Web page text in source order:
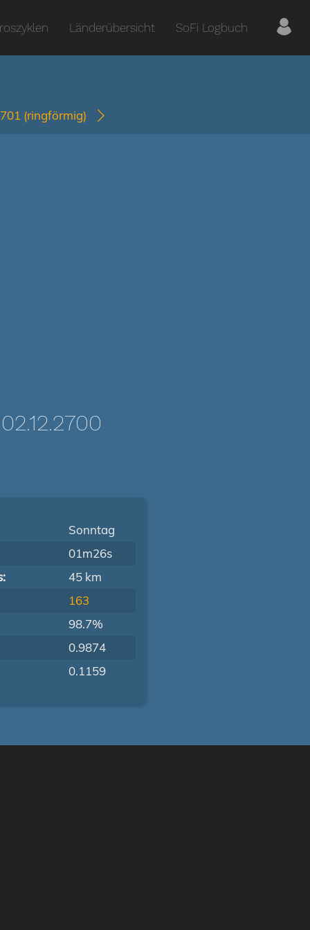
Länderübersicht SoFi Logbuch
(ringförmig)
Sonntag
01m26s
45 km
163
98.7%
0.9874
0.1159